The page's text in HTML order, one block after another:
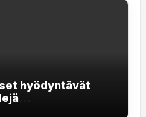
hyödyntävät